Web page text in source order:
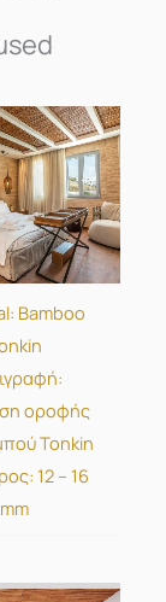
Bamboo
οροφής
Tonkin
12 – 16
mm